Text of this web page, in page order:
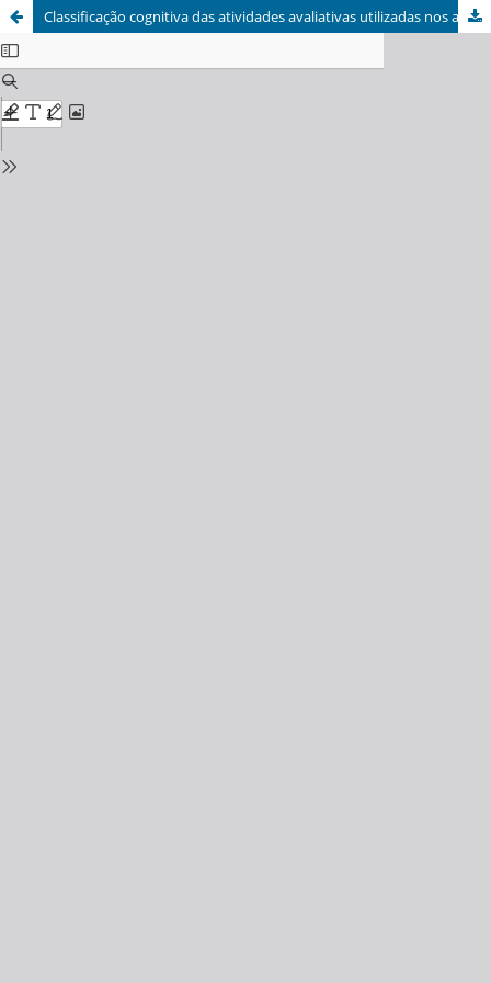
Classificação cognitiva das atividades avaliativas utilizadas nos ambientes virtuais de aprendizagem com base na taxonomia de Bloom